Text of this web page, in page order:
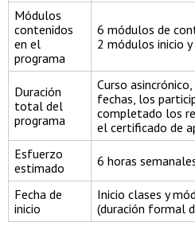
Módulos
contenidos
en el
programa
6 módulos de
2 módulos inicio
Duración
total del
programa
Curso
fechas, los
completado los
el certificado de
Esfuerzo
estimado
6 horas
Fecha de
inicio
Inicio clases y
(duración formal